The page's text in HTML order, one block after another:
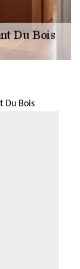
Du Bois